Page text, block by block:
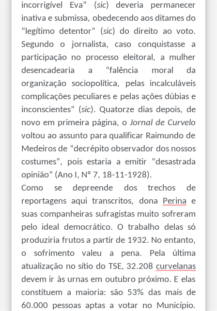
incorrigível Eva” (sic) deveria permanecer
inativa e submissa, obedecendo aos ditames do
“legítimo detentor” (sic) do direito ao voto.
Segundo o jornalista, caso conquistasse a
participação no processo eleitoral, a mulher
desencadearia a “falência moral da
organização sociopolítica, pelas incalculáveis
complicações peculiarese pelasações dúbias e
inconscientes” (sic). Quatorze dias depois, de
novo em primeira página, o Jornal de Curvelo
voltou ao assunto para qualificar Raimundo de
Medeiros de “decrépito observador dos nossos
costumes”, pois estaria a emitir “desastrada
opinião” (Ano I, Nº 7, 18-11-1928).
Como se depreende dos trechos de
reportagens aqui transcritos, dona Perina e
suas companheiras sufragistas muito sofreram
pelo ideal democrático. O trabalho delas só
produziria frutosa partir de 1932. No entanto,
o sofrimentovaleu a pena. Pela última
atualização no sítio do TSE, 32.208 curvelanas
devem ir às urnas em outubro próximo. E elas
constituem a maioria: são 53% das mais de
60.000 pessoas aptas a votar no Município.